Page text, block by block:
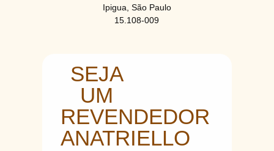
Ipigua, São Paulo
15.108-009
SEJA
UM
REVENDEDOR
ANATRIELLO